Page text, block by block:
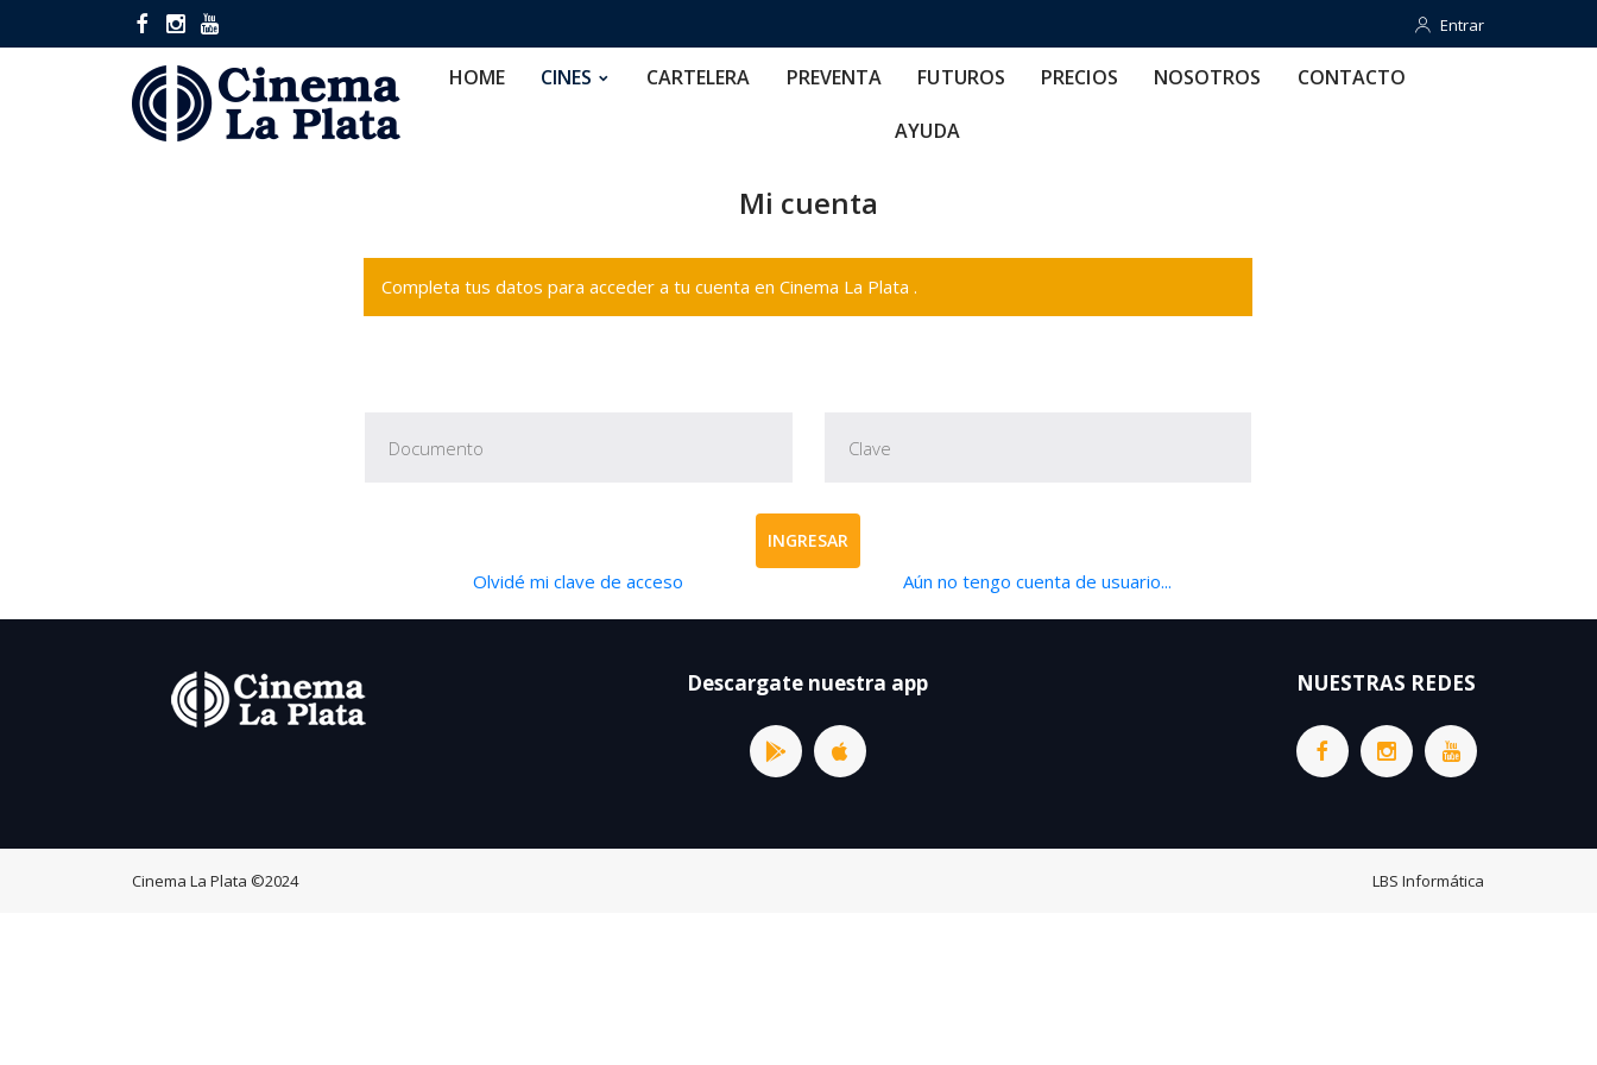
Entrar
Entrar
HOME CINES CARTELERA PREVENTA FUTUROS PRECIOS NOSOTROS CONTACTO
AYUDA
Mi cuenta
Completa tus datos para acceder a tu cuenta en Cinema La Plata .
INGRESAR
Olvidé mi clave de acceso Aún no tengo cuenta de usuario...
Descargate nuestra app NUESTRAS REDES
Cinema La Plata ©2024 LBS Informática